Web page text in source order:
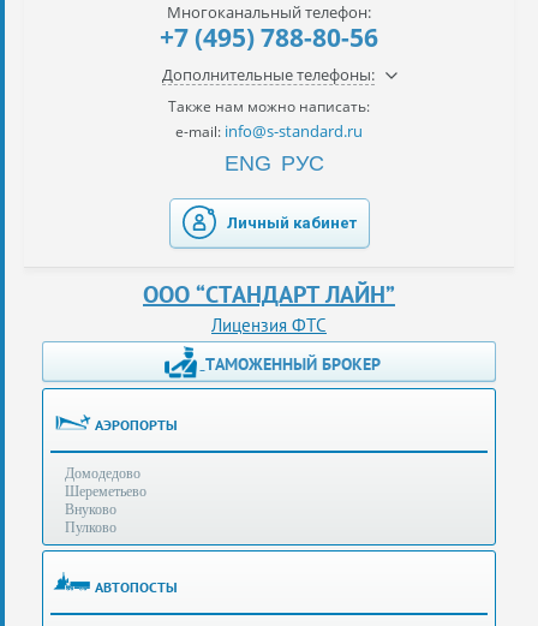
Получение
ЭЦП
за
сутки
услуги
Опыт
оформления
Многоканальный телефон:
+7 (495) 788-80-56
Дополнительные телефоны:
Также нам можно написать:
e-mail: info@s-standard.ru
ENG РУС
Личный кабинет
ООО “СТАНДАРТ ЛАЙН”
Лицензия ФТС
ТАМОЖЕННЫЙ БРОКЕР
АЭРОПОРТЫ
Домодедово
Шереметьево
Внуково
Пулково
АВТОПОСТЫ